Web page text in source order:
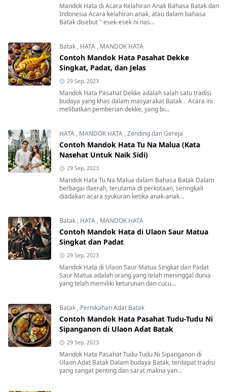
Mandok Hata di Acara Kelahiran Anak Bahasa Batak dan
Indonesia Acara kelahiran anak, atau dalam bahasa
Batak disebut " esek-esek ni nas...
Batak , HATA , MANDOK HATA
Contoh Mandok Hata Pasahat Dekke
Singkat, Padat, dan Jelas
29 Sep, 2023
Mandok Hata Pasahat Dekke adalah salah satu tradisi
budaya yang khas dalam masyarakat Batak . Acara ini
melibatkan pemberian dekke, yang bi...
HATA , MANDOK HATA ,Zending dan Gereja
Contoh Mandok Hata Tu Na Malua (Kata
Nasehat Untuk Naik Sidi)
29 Sep, 2023
Mandok Hata Tu Na Malua dalam Bahasa Batak Dalam
berbagai daerah, terutama di perkotaan, seringkali
diadakan acara syukuran ketika anak-anak...
Batak , HATA , MANDOK HATA
Contoh Mandok Hata di Ulaon Saur Matua
Singkat dan Padat
29 Sep, 2023
Mandok Hata di Ulaon Saur Matua Singkat dan Padat
Saur Matua adalah orang yang telah meninggal dunia
yang telah memiliki keturunan dan cucu...
Batak , Pernikahan Adat Batak
Contoh Mandok Hata Pasahat Tudu-Tudu Ni
Sipanganon di Ulaon Adat Batak
29 Sep, 2023
Mandok Hata Pasahat Tudu-Tudu Ni Sipanganon di
Ulaon Adat Batak Dalam budaya Batak, terdapat tradisi
yang sangat penting dan sarat makna yan...